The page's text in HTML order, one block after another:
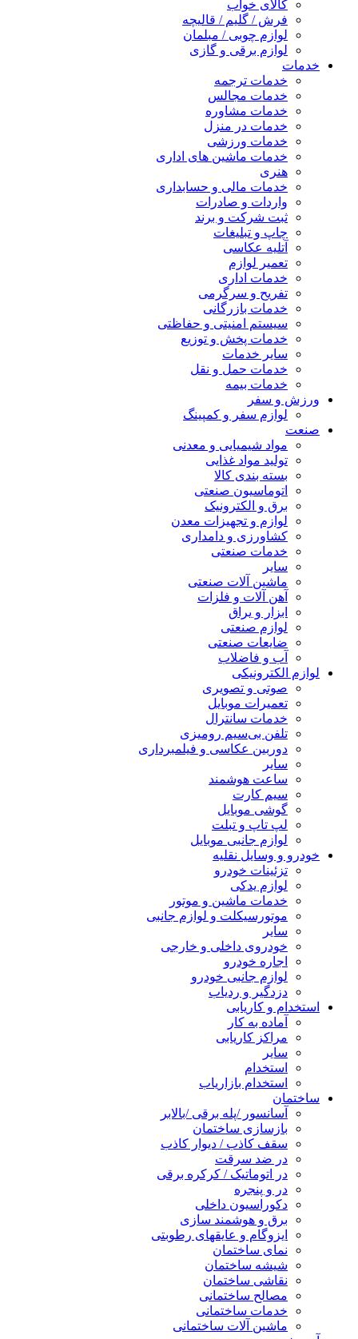
کالای خواب
فرش / گلیم / قالیچه
لوازم چوبی / مبلمان
لوازم برقی و گازی
خدمات
خدمات ترجمه
خدمات مجالس
خدمات مشاوره
خدمات در منزل
خدمات ورزشی
خدمات ماشین های اداری
هنری
خدمات مالی و حسابداری
واردات و صادرات
ثبت شرکت و برند
چاپ و تبلیغات
آتلیه عکاسی
تعمیر لوازم
خدمات اداری
تفریح و سرگرمی
خدمات بازرگانی
سیستم امنیتی و حفاظتی
خدمات پخش و توزیع
سایر خدمات
خدمات حمل و نقل
خدمات بیمه
ورزش و سفر
لوازم سفر و کمپینگ
صنعت
مواد شیمیایی و معدنی
تولید مواد غذایی
بسته بندی کالا
اتوماسیون صنعتی
برق و الکترونیک
لوازم و تجهیزات معدن
کشاورزی و دامداری
خدمات صنعتی
سایر
ماشین آلات صنعتی
آهن آلات و فلزات
ابزار و یراق
لوازم صنعتی
ضایعات صنعتی
آب و فاضلاب
لوازم الکترونیکی
صوتی و تصویری
تعمیرات موبایل
خدمات سانترال
تلفن بی‌سیم رومیزی
دوربین عکاسی و فیلمبرداری
سایر
ساعت هوشمند
سیم کارت
گوشی موبایل
لپ تاپ و تبلت
لوازم جانبی موبایل
خودرو و وسایل نقلیه
تزئینات خودرو
لوازم یدکی
خدمات ماشین و موتور
موتورسیکلت و لوازم جانبی
سایر
خودروی داخلی و خارجی
اجاره خودرو
لوازم جانبی خودرو
دزدگیر و ردیاب
استخدام و کاریابی
آماده به کار
مراکز کاریابی
سایر
استخدام
استخدام بازاریاب
ساختمان
آسانسور /پله برقی /بالابر
بازسازی ساختمان
سقف کاذب / دیوار کاذب
در ضد سرقت
در اتوماتیک / کرکره برقی
در و پنجره
دکوراسیون داخلی
برق و هوشمند سازی
ایزوگام و عایقهای رطوبتی
نمای ساختمان
شیشه ساختمان
نقاشی ساختمان
مصالح ساختمانی
خدمات ساختمانی
ماشین آلات ساختمانی